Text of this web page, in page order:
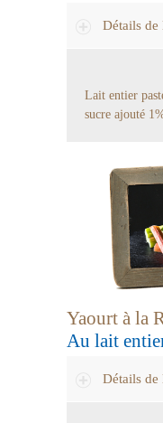
Détails de
Lait entier
sucre ajouté
Yaourt à la
Au lait
Détails de